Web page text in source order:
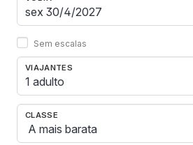
Sem escalas
VIAJANTES
1 adulto
CLASSE